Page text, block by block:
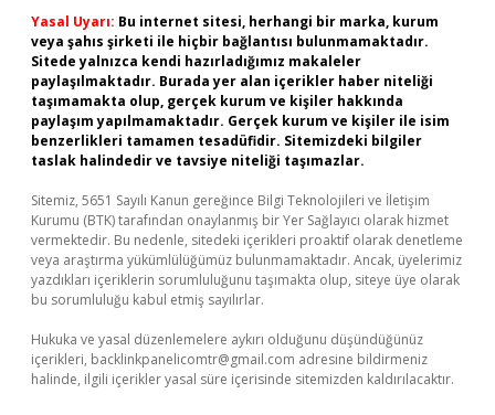
Yasal Uyarı: Bu internet sitesi, herhangi bir marka, kurum
veya şahıs şirketi ile hiçbir bağlantısı bulunmamaktadır.
Sitede yalnızca kendi hazırladığımız makaleler
paylaşılmaktadır. Burada yer alan içerikler haber niteliği
taşımamakta olup, gerçek kurum ve kişiler hakkında
paylaşım yapılmamaktadır. Gerçek kurum ve kişiler ile isim
benzerlikleri tamamen tesadüfidir. Sitemizdeki bilgiler
taslak halindedir ve tavsiye niteliği taşımazlar.
Sitemiz, 5651 Sayılı Kanun gereğince Bilgi Teknolojileri ve İletişim
Kurumu (BTK) tarafından onaylanmış bir Yer Sağlayıcı olarak hizmet
vermektedir. Bu nedenle, sitedeki içerikleri proaktif olarak denetleme
veya araştırma yükümlülüğümüz bulunmamaktadır. Ancak, üyelerimiz
yazdıkları içeriklerin sorumluluğunu taşımakta olup, siteye üye olarak
bu sorumluluğu kabul etmiş sayılırlar.
Hukuka ve yasal düzenlemelere aykırı olduğunu düşündüğünüz
içerikleri, backlinkpanelicomtr@gmail.com adresine bildirmeniz
halinde, ilgili içerikler yasal süre içerisinde sitemizden kaldırılacaktır.